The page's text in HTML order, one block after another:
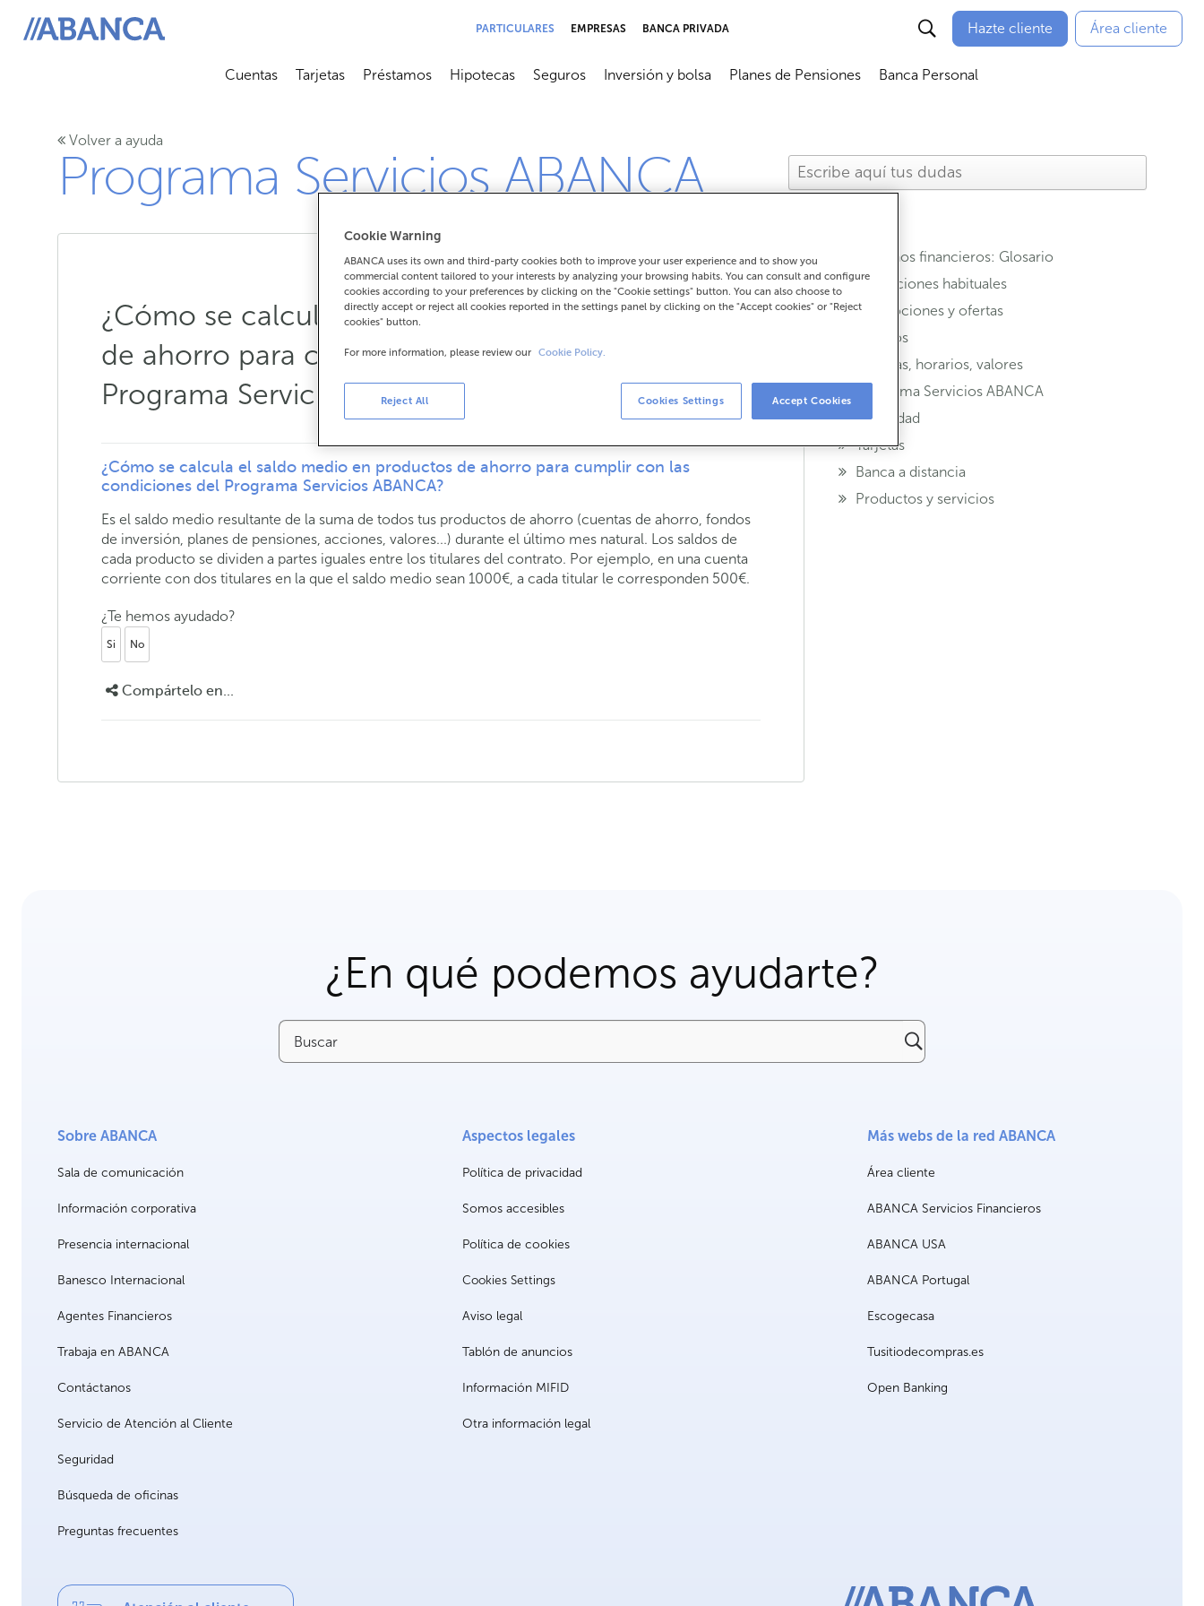
ABANCA
PARTICULARES EMPRESAS BANCA PRIVADA Hazte cliente Área cliente
Cuentas
Abrir submenú
Tarjetas
Abrir submenú
Préstamos
Abrir submenú
Hipotecas
Abrir submenú
Seguros
Abrir submenú
Inversión y bolsa
Abrir submenú
Planes de Pensiones
Abrir submenú
Banca Personal
Volver a ayuda
Programa Servicios ABANCA
¿Cómo se calcula el saldo medio en productos
de ahorro para cumplir con las condiciones del
Programa Servicios ABANCA?
¿Cómo se calcula el saldo medio en productos de ahorro para cumplir con las
condiciones del Programa Servicios ABANCA?
Es el saldo medio resultante de la suma de todos tus productos de ahorro (cuentas de ahorro, fondos
de inversión, planes de pensiones, acciones, valores...) durante el último mes natural. Los saldos de
cada producto se dividen a partes iguales entre los titulares del contrato. Por ejemplo, en una cuenta
corriente con dos titulares en la que el saldo medio sean 1000€, a cada titular le corresponden 500€.
¿Te hemos ayudado?
Si No
Compártelo en...
Términos financieros: Glosario
Operaciones habituales
Promociones y ofertas
Seguros
Oficinas, horarios, valores
Programa Servicios ABANCA
Seguridad
Tarjetas
Banca a distancia
Productos y servicios
¿En qué podemos ayudarte?
Buscar
Sobre ABANCA
Sala de comunicación
Información corporativa
Presencia internacional
Banesco Internacional
Agentes Financieros
Trabaja en ABANCA
Contáctanos
Servicio de Atención al Cliente
Seguridad
Búsqueda de oficinas
Preguntas frecuentes
Aspectos legales
Política de privacidad
Somos accesibles
Política de cookies
Cookies Settings
Aviso legal
Tablón de anuncios
Información MIFID
Otra información legal
Más webs de la red ABANCA
Área cliente
ABANCA Servicios Financieros
ABANCA USA
ABANCA Portugal
Escogecasa
Tusitiodecompras.es
Open Banking
Cookie Warning
ABANCA uses its own and third-party cookies both to improve your user experience and to show you
commercial content tailored to your interests by analyzing your browsing habits. You can consult and configure
cookies according to your preferences by clicking on the "Cookie settings" button. You can also choose to
directly accept or reject all cookies reported in the settings panel by clicking on the "Accept cookies" or "Reject
cookies" button.
For more information, please review our Cookie Policy.
Reject All Cookies Settings Accept Cookies